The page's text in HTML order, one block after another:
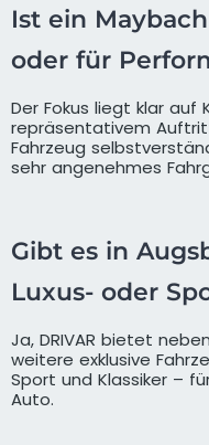
Ist ein
oder für
Der Fokus liegt klar auf
repräsentativem
Fahrzeug
sehr angenehmes
Gibt es in
Luxus- oder
Ja, DRIVAR bietet
weitere exklusive
Sport und Klassiker –
Auto.